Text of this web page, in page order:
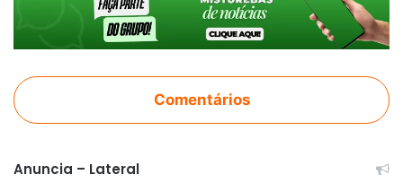
Comentários
Anuncia – Lateral